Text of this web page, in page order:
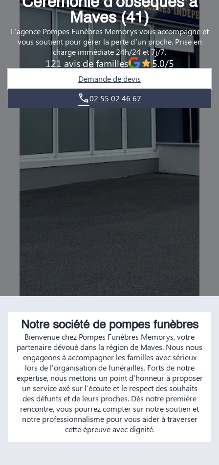
DEMANDE DE RENDEZ-VOUS EN AGENCE
QUI SOMMES-NOUS ?
NOUS REJOINDRE
Maves (41)
L'agence Pompes Funèbres Memorys vous accompagne et
vous soutient pour gérer la perte d’un proche. Prise en
charge immédiate 24h/24 et 7j/7.
121 avis de familles 5.0/5
Demande de devis
02 55 02 46 67
Notre société de pompes funèbres
Bienvenue chez Pompes Funèbres Memorys, votre
partenaire dévoué dans la région de Maves. Nous nous
engageons à accompagner les familles avec sérieux
lors de l'organisation de funérailles. Forts de notre
expertise, nous mettons un point d'honneur à proposer
un service axé sur l'écoute et le respect des souhaits
des défunts et de leurs proches. Dès notre première
rencontre, vous pourrez compter sur notre soutien et
notre professionnalisme pour vous aider à traverser
cette épreuve avec dignité.